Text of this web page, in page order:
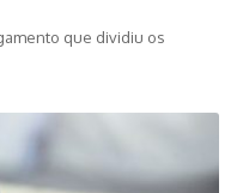
que dividiu os